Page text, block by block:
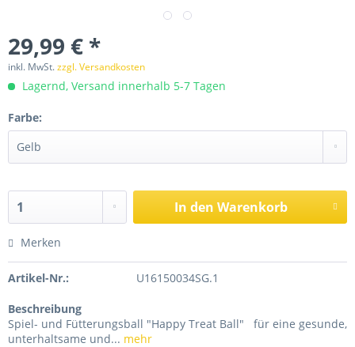
29,99 € *
inkl. MwSt.zzgl. Versandkosten
Lagernd, Versand innerhalb 5-7 Tagen
Farbe:
In den Warenkorb
Merken
Artikel-Nr.: U16150034SG.1
Beschreibung
Spiel- und Fütterungsball "Happy Treat Ball" für eine gesunde,
unterhaltsame und... mehr